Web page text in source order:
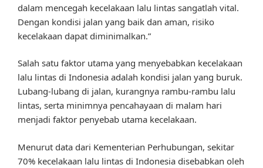
dalam mencegah kecelakaan lalu lintas sangatlah vital.
Dengan kondisi jalan yang baik dan aman, risiko
kecelakaan dapat diminimalkan.”
Salah satu faktor utama yang menyebabkan kecelakaan
lalu lintas di Indonesia adalah kondisi jalan yang buruk.
Lubang-lubang di jalan, kurangnya rambu-rambu lalu
lintas, serta minimnya pencahayaan di malam hari
menjadi faktor penyebab utama kecelakaan.
Menurut data dari Kementerian Perhubungan, sekitar
70% kecelakaan lalu lintas di Indonesia disebabkan oleh